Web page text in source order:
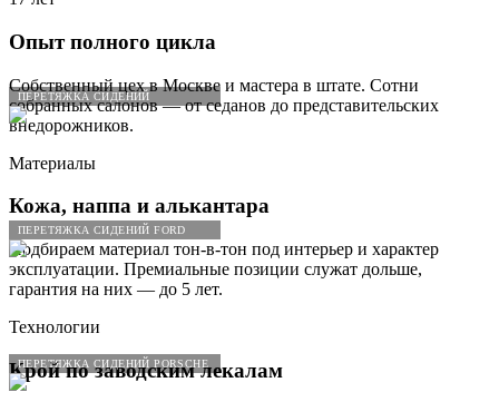
ПЕРЕТЯЖКА СИДЕНИЙ
ПЕРЕТЯЖКА СИДЕНИЙ FORD
ПЕРЕТЯЖКА СИДЕНИЙ PORSCHE
Опыт полного цикла
Собственный цех в Москве и мастера в штате. Сотни
собранных салонов — от седанов до представительских
внедорожников.
Материалы
Кожа, наппа и алькантара
Подбираем материал тон-в-тон под интерьер и характер
эксплуатации. Премиальные позиции служат дольше,
гарантия на них — до 5 лет.
Технологии
Крой по заводским лекалам